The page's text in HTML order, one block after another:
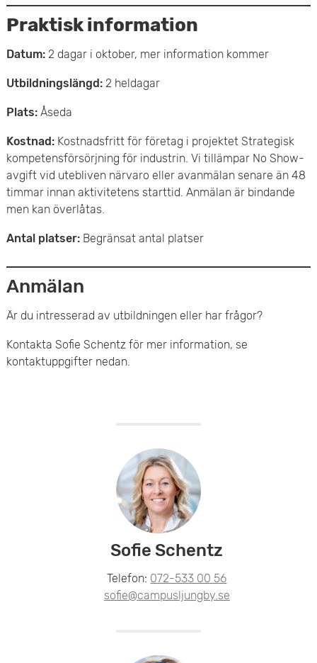
Praktisk information
Datum: 2 dagar i oktober, mer information kommer
Utbildningslängd:2 heldagar
Plats: Åseda
Kostnad:Kostnadsfritt för företag i projektet Strategisk
kompetensförsörjning för industrin. Vi tillämpar No Show-
avgift vid utebliven närvaro eller avanmälan senare än 48
timmar innan aktivitetens starttid. Anmälan är bindande
men kan överlåtas.
Antal platser:Begränsat antal platser
Anmälan
Är du intresserad av utbildningen eller har frågor?
Kontakta Sofie Schentz för mer information, se
kontaktuppgifter nedan.
Sofie Schentz
Telefon: 072-533 00 56
sofie@campusljungby.se